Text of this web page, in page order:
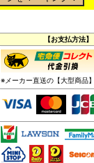
【お支払方法】
※メーカー直送の【大型商品